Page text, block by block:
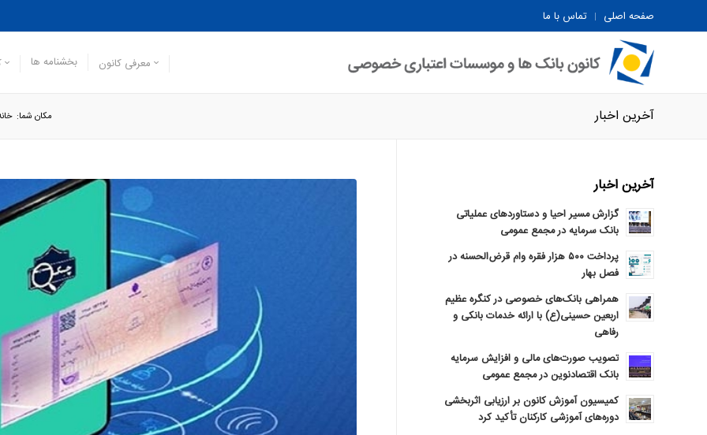
صفحه اصلی تماس با ما
معرفی کانون بخشنامه ها
آخرین اخبار مکان شما:
آخرین اخبار
گزارش مسیر احیا و دستاوردهای عملیاتی
بانک سرمایه در مجمع عمومی
پرداخت ۵۰۰ هزار فقره وام قرض‌الحسنه در
فصل بهار
همراهی بانک‌های خصوصی در کنگره عظیم
اربعین حسینی(ع) با ارائه خدمات بانکی و
رفاهی
تصویب صورت‌های مالی و افزایش سرمایه
بانک اقتصادنوین در مجمع عمومی
کمیسیون آموزش کانون بر ارزیابی اثربخشی
دوره‌های آموزشی کارکنان تأکید کرد